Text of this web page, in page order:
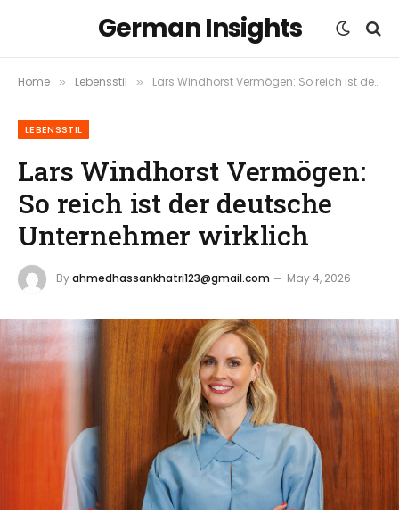
German Insights
Home » Lebensstil » Lars Windhorst Vermögen: So reich ist der deutsche Unternehmer wirklich
LEBENSSTIL
Lars Windhorst Vermögen:
So reich ist der deutsche
Unternehmer wirklich
Byahmedhassankhatri123@gmail.com May 4, 2026